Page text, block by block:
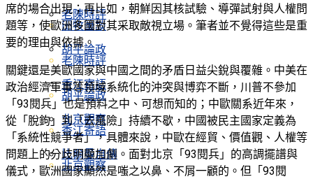
老陳時評
胡平論政
香江寄語
北京觀察
比爾曼自傳
田牧筆談
老陳時評
胡平論政
香江寄語
北京觀察
席的場合出現；再比如，朝鮮因其核試驗、導彈試射與人權問
題等，使歐洲多國對其采取敵視立場。筆者並不覺得這些是重
要的理由與依據。
關鍵還是美歐國家與中國之間的矛盾日益尖銳與覆雜。中美在
政治經濟軍事等領域系統化的沖突與博弈不斷，川普不參加
「93閱兵」也是預料之中、可想而知的；中歐關系近年來，
從「脫鉤」到「去風險」持續不歇，中國被民主國家定義為
「系統性競爭者」，具體來說，中歐在經貿、價值觀、人權等
問題上的分歧明顯加劇。面對北京「93閱兵」的高調擺譜與
儀式，歐洲國家顯然是嗤之以鼻、不屑一顧的。但「93閱